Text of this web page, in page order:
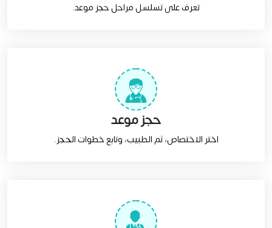
تعرف على تسلسل مراحل حجز موعد.
حجز موعد
اختر الاختصاص، ثم الطبيب، وتابع خطوات الحجز.